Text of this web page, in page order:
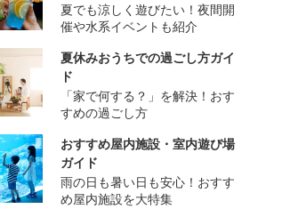
夏でも涼しく遊びたい！夜間開
催や水系イベントも紹介
夏休みおうちでの過ごし方ガイ
ド
「家で何する？」を解決！おす
すめの過ごし方
おすすめ屋内施設・室内遊び場
ガイド
雨の日も暑い日も安心！おすす
め屋内施設を大特集